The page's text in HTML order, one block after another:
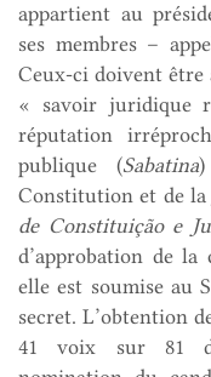
appartient au
ses membres –
Ceux-ci doivent être
« savoir juridique
réputation
publique (Sabatina)
Constitution et de la
de Constituição e
d’approbation de la
elle est soumise au
secret. L’obtention
41 voix sur 81